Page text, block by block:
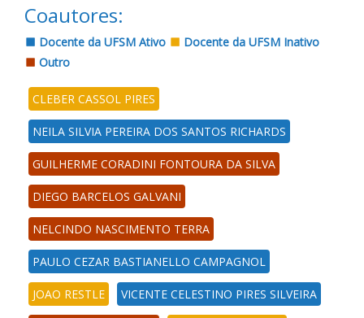
Coautores:
Docente da UFSM Ativo
Docente da UFSM Inativo
Outro
CLEBER CASSOL PIRES
NEILA SILVIA PEREIRA DOS SANTOS RICHARDS
GUILHERME CORADINI FONTOURA DA SILVA
DIEGO BARCELOS GALVANI
NELCINDO NASCIMENTO TERRA
PAULO CEZAR BASTIANELLO CAMPAGNOL
JOAO RESTLE VICENTE CELESTINO PIRES SILVEIRA